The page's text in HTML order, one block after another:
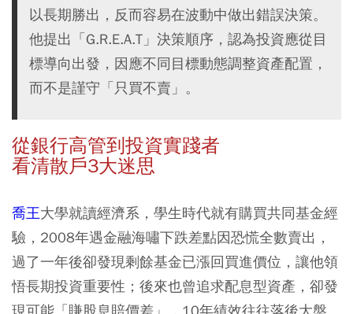
以長期勝出，反而容易在波動中做出錯誤決策。
他提出「G.R.E.A.T」決策順序，認為投資應從目
標導向出發，因應不同目標動態調整資產配置，
而不是謹守「只買不賣」。
從銀行高管到投資實踐者
看清散戶3大迷思
喬王大學就讀經濟系，學生時代就有購買共同基金經
驗，2008年遇金融海嘯下跌差點因恐慌全數賣出，
過了一年後卻發現剩餘基金已漲回買進價位，讓他領
悟長期投資重要性；後來也曾追求配息型資產，卻發
現可能「賺股息賠價差」，10年績效往往落後大盤。